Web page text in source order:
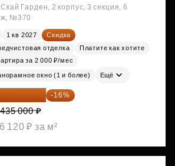
Гарден, 2 корпус, 3 секция, 6
№370
1 кв 2027
Скидка
отделка
Платите как хотите
за 2 000 ₽/мес
окно (1 и более) Ещё
525 400 ₽ -16%
000 ₽
120 ₽ за м²